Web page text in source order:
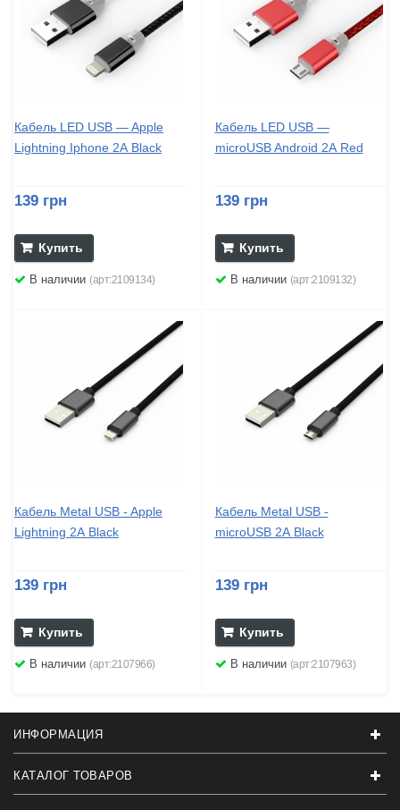
Кабель LED USB — Apple
Lightning Iphone 2А Black
139 грн
Купить
В наличии (арт:2109134)
Кабель LED USB —
microUSB Android 2А Red
139 грн
Купить
В наличии (арт:2109132)
Кабель Metal USB - Apple
Lightning 2А Black
139 грн
Купить
В наличии (арт:2107966)
Кабель Metal USB -
microUSB 2А Black
139 грн
Купить
В наличии (арт:2107963)
ИНФОРМАЦИЯ
КАТАЛОГ ТОВАРОВ